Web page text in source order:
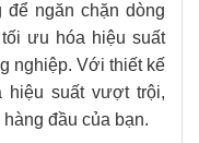
ngăn chặn dòng
ưu hóa hiệu suất
nghiệp. Với thiết kế
hiệu suất vượt trội,
đầu của bạn.